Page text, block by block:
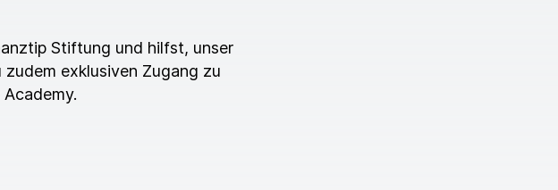
Stiftung und hilfst, unser
exklusiven Zugang zu